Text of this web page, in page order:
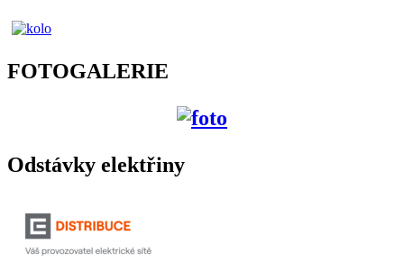
FOTOGALERIE
Odstávky elektřiny